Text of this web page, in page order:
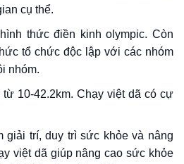
cụ thể.
thức điền kinh olympic. Còn
tổ chức độc lập với các nhóm
nhóm.
10-42.2km. Chạy việt dã có cự
giải trí, duy trì sức khỏe và nâng
việt dã giúp nâng cao sức khỏe